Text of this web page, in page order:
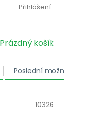
Přihlášení
NÁKUPNÍ KOŠÍK
Prázdný košík
Poslední možnost
10326